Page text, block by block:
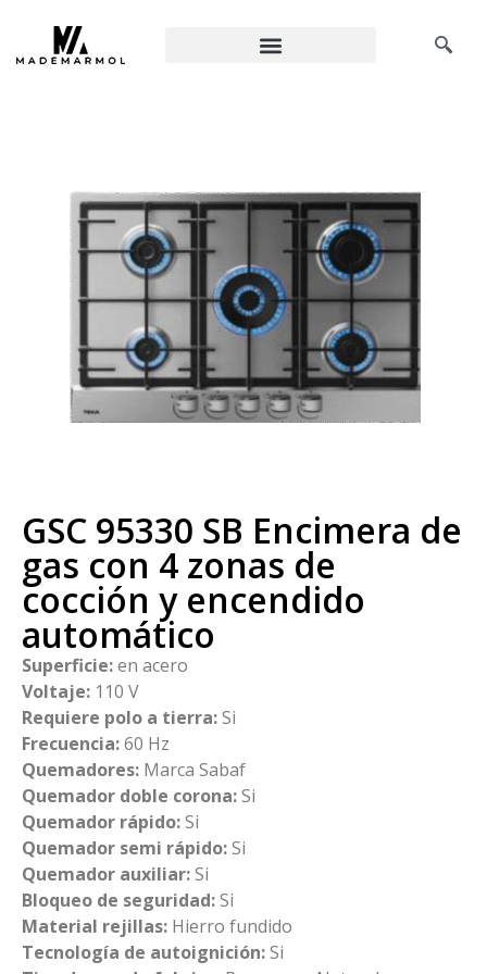
GSC 95330 SB Encimera de
gas con 4 zonas de
cocción y encendido
automático
Superficie:en acero
Voltaje: 110 V
Requiere polo a tierra:Si
Frecuencia:60 Hz
Quemadores: Marca Sabaf
Quemador doble corona:Si
Quemador rápido:Si
Quemador semi rápido:Si
Quemador auxiliar:Si
Bloqueo de seguridad:Si
Material rejillas: Hierro fundido
Tecnología de autoignición:Si